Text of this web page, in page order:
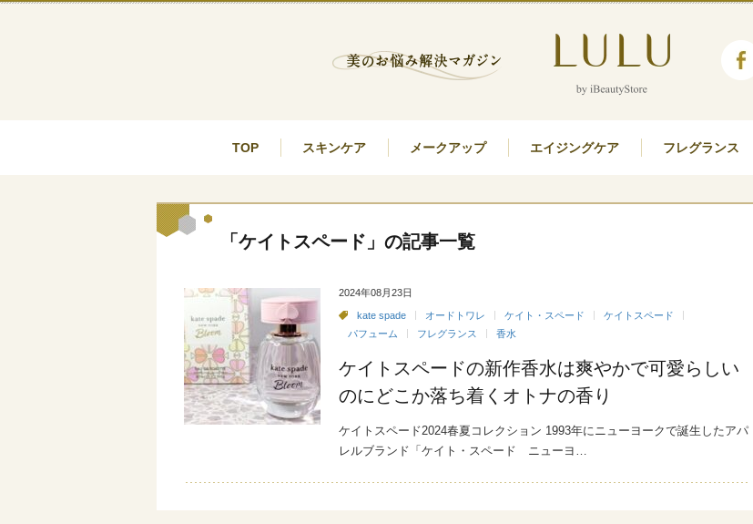
TOP スキンケア メークアップ エイジングケア フレグランス
「ケイトスペード」の記事一覧
2024年08月23日
kate spade オードトワレ ケイト・スペード
ケイトスペード
パフューム
フレグランス 香水
ケイトスペードの新作香水は爽やかで可愛らしい
のにどこか落ち着くオトナの香り
ケイトスペード2024春夏コレクション 1993年にニューヨークで誕生したアパ
レルブランド「ケイト・スペード ニューヨ…